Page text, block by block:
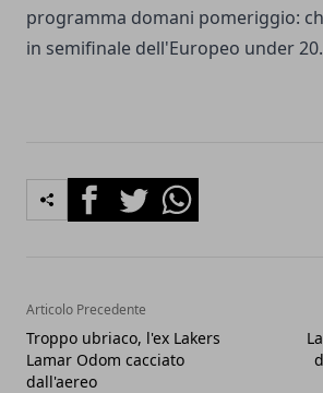
programma domani pomeriggio:
in semifinale dell'Europeo under
FacebookTwitterWhatsapp
Articolo Precedente
Troppo ubriaco, l'ex Lakers
Lamar Odom cacciato
dall'aereo